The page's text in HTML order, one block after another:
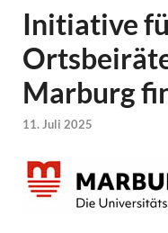
Initiative
Marburg
11. Juli 2025